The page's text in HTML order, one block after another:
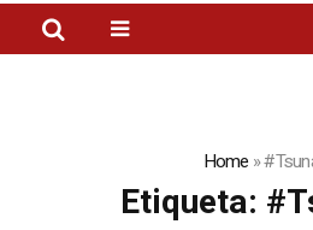
Home »
Etiqueta: